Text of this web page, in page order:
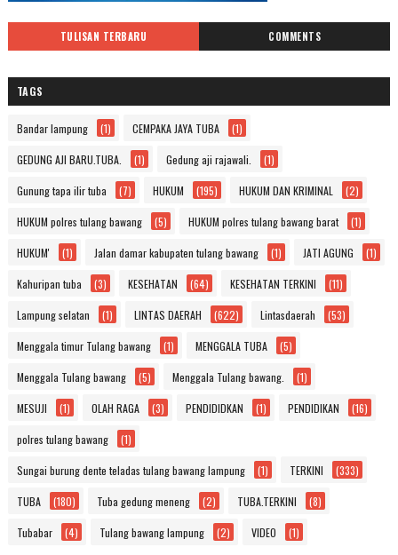
TULISAN TERBARU COMMENTS
TAGS
Bandar lampung (1) CEMPAKA JAYA TUBA (1)
GEDUNG AJI BARU.TUBA. (1) Gedung aji rajawali. (1)
Gunung tapa ilir tuba (7) HUKUM (195) HUKUM DAN KRIMINAL (2)
HUKUM polres tulang bawang (5) HUKUM polres tulang bawang barat (1)
HUKUM' (1) Jalan damar kabupaten tulang bawang (1) JATI AGUNG (1)
Kahuripan tuba (3) KESEHATAN (64) KESEHATAN TERKINI (11)
Lampung selatan (1) LINTAS DAERAH (622) Lintasdaerah (53)
Menggala timur Tulang bawang (1) MENGGALA TUBA (5)
Menggala Tulang bawang (5) Menggala Tulang bawang. (1)
MESUJI (1) OLAH RAGA (3) PENDIDIDKAN (1) PENDIDIKAN (16)
polres tulang bawang (1)
Sungai burung dente teladas tulang bawang lampung (1) TERKINI (333)
TUBA (180) Tuba gedung meneng (2) TUBA.TERKINI (8)
Tubabar (4) Tulang bawang lampung (2) VIDEO (1)